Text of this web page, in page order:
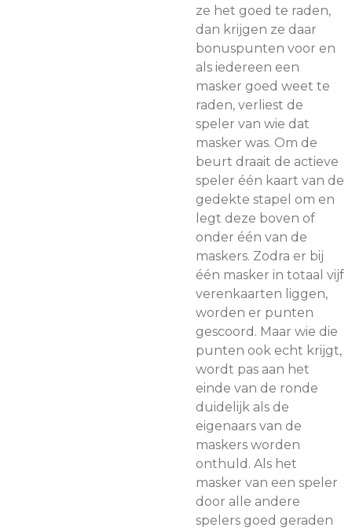
ze het goed te raden,
dan krijgen ze daar
bonuspunten voor en
als iedereen een
masker goed weet te
raden, verliest de
speler van wie dat
masker was. Om de
beurt draait de actieve
speler één kaart van de
gedekte stapel om en
legt deze boven of
onder één van de
maskers. Zodra er bij
één masker in totaal vijf
verenkaarten liggen,
worden er punten
gescoord. Maar wie die
punten ook echt krijgt,
wordt pas aan het
einde van de ronde
duidelijk als de
eigenaars van de
maskers worden
onthuld. Als het
masker van een speler
door alle andere
spelers goed geraden